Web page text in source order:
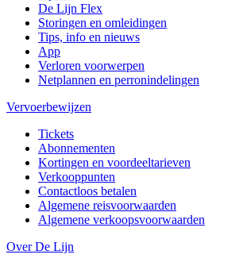
De Lijn Flex
Storingen en omleidingen
Tips, info en nieuws
App
Verloren voorwerpen
Netplannen en perronindelingen
Vervoerbewijzen
Tickets
Abonnementen
Kortingen en voordeeltarieven
Verkooppunten
Contactloos betalen
Algemene reisvoorwaarden
Algemene verkoopsvoorwaarden
Over De Lijn